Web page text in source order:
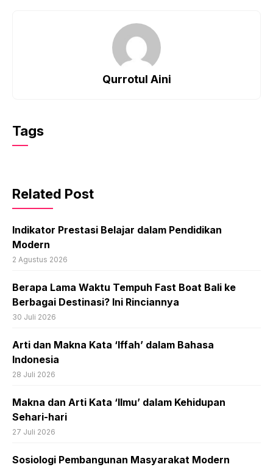
Qurrotul Aini
Tags
Related Post
Indikator Prestasi Belajar dalam Pendidikan
Modern
2 Agustus 2026
Berapa Lama Waktu Tempuh Fast Boat Bali ke
Berbagai Destinasi? Ini Rinciannya
30 Juli 2026
Arti dan Makna Kata ‘Iffah’ dalam Bahasa
Indonesia
28 Juli 2026
Makna dan Arti Kata ‘Ilmu’ dalam Kehidupan
Sehari-hari
27 Juli 2026
Sosiologi Pembangunan Masyarakat Modern